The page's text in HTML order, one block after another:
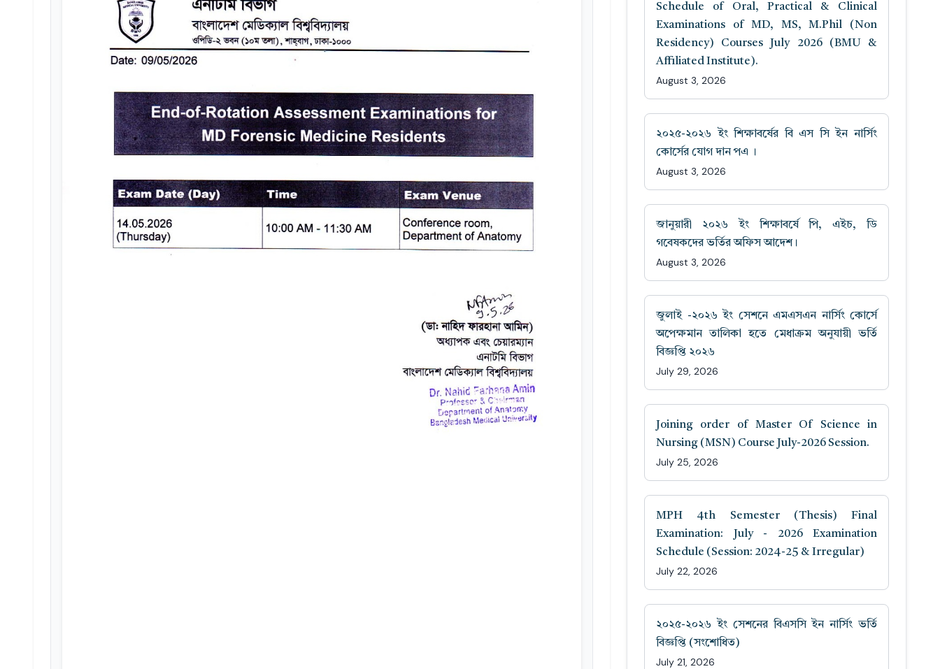
Schedule of Oral, Practical & Clinical
Examinations of MD, MS, M.Phil (Non
Residency) Courses July 2026 (BMU &
Affiliated Institute).
August 3, 2026
২০২৫-২০২৬ ইং শিক্ষাবর্ষের বি এস সি ইন নার্সিং
কোর্সের যোগ দান পএ ।
August 3, 2026
জানুয়ারী ২০২৬ ইং শিক্ষাবর্ষে পি, এইচ, ডি
গবেষকদের ভর্তির অফিস আদেশ।
August 3, 2026
জুলাই -২০২৬ ইং সেশনে এমএসএন নার্সিং কোর্সে
অপেক্ষমান তালিকা হতে মেধাক্রম অনুযায়ী ভর্তি
বিজ্ঞপ্তি ২০২৬
July 29, 2026
Joining order of Master Of Science in
Nursing (MSN) Course July-2026 Session.
July 25, 2026
MPH 4th Semester (Thesis) Final
Examination: July - 2026 Examination
Schedule (Session: 2024-25 & Irregular)
July 22, 2026
২০২৫-২০২৬ ইং সেশনের বিএসসি ইন নার্সিং ভর্তি
বিজ্ঞপ্তি (সংশোধিত)
July 21, 2026